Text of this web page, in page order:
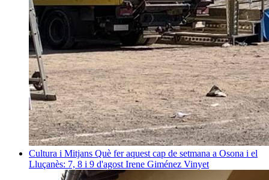
Cultura i Mitjans Què fer aquest cap de setmana a Osona i el
Lluçanès: 7, 8 i 9 d'agost Irene Giménez Vinyet